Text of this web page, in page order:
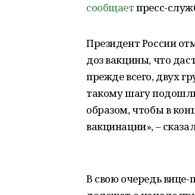
сообщаетпресс-
Президент России
доз вакцины, что
прежде всего, двух
такому шагу
образом, чтобы в
вакцинации», –
В свою очередь вице-